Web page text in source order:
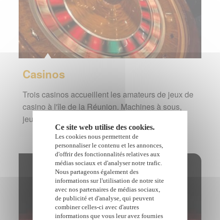
Casinos
Trois casinos accueillent les amateurs de jeux de
casino à l'île de la Réunion. Machines à sous,
jeux de table, poker, ... sont au programme.
Ce site web utilise des cookies.
Les cookies nous permettent de
personnaliser le contenu et les annonces,
d'offrir des fonctionnalités relatives aux
médias sociaux et d'analyser notre trafic.
Nous partageons également des
informations sur l'utilisation de notre site
avec nos partenaires de médias sociaux,
de publicité et d'analyse, qui peuvent
combiner celles-ci avec d'autres
informations que vous leur avez fournies